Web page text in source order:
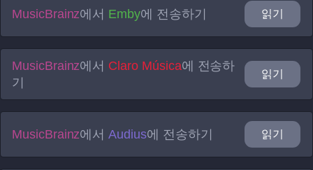
MusicBrainz에서 Emby에 전송하기 읽기
MusicBrainz에서 Claro Música에 전송하
기
읽기
MusicBrainz에서Audius에 전송하기 읽기